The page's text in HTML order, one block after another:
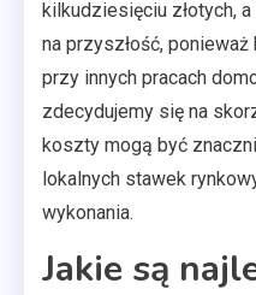
kilkudziesięciu złotych,
na przyszłość,
przy innych pracach
zdecydujemy się na
koszty mogą być
lokalnych stawek
wykonania.
Jakie są